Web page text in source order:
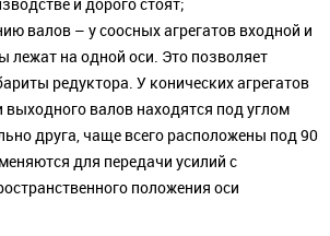
валов – у соосных агрегатов входной и
лежат на одной оси. Это позволяет
редуктора. У конических агрегатов
выходного валов находятся под углом
друга, чаще всего расположены под 90
для передачи усилий с
положения оси